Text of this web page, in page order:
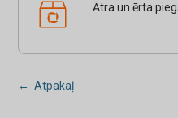
Ātra un ērta
← Atpakaļ